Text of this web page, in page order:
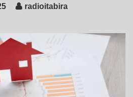
radioitabira